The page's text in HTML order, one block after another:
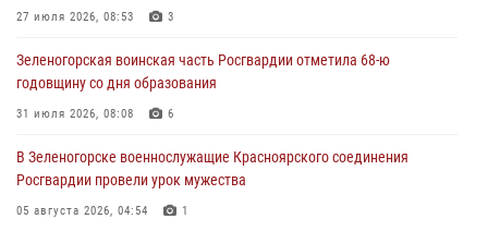
04 августа 2026, 06:50
Военнослужащие Красноярского соединения Росгвардии
познакомили отдыхающих детей с тонкостями РХБ защиты
03 августа 2026, 13:12
В Железногорске военнослужащие Красноярского соединения
Росгвардии отметили день образования подразделения
03 августа 2026, 13:09 3
27 июля 2026, 08:53 3
Зеленогорская воинская часть Росгвардии отметила 68-ю
годовщину со дня образования
31 июля 2026, 08:08 6
В Зеленогорске военнослужащие Красноярского соединения
Росгвардии провели урок мужества
05 августа 2026, 04:54 1